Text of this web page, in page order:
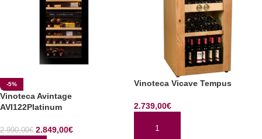
-5%
Vinoteca Avintage
AVI122Platinum
2.990,00€ 2.849,00€
Vinoteca Vicave Tempus
2.739,00€
AÑADIR AL CARRITO